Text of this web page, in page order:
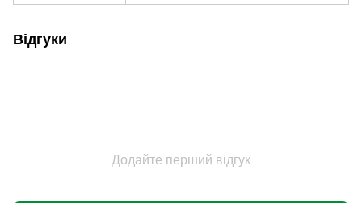
Відгуки
Додайте перший відгук